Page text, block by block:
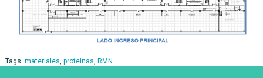
Tags: materiales proteinas RMN